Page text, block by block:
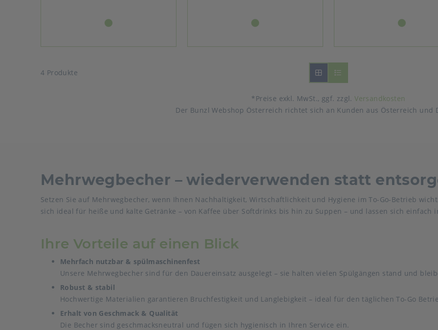
4 Produkte
*Preise exkl. MwSt., ggf. zzgl.Versandkosten
Der Bunzl Webshop Österreich richtet sich an Kunden aus Österreich und
Mehrwegbecher – wiederverwenden statt
Setzen Sie auf Mehrwegbecher, wenn Ihnen Nachhaltigkeit, Wirtschaftlichkeit und Hygiene im To-Go-Betrieb
sich ideal für heiße und kalte Getränke – von Kaffee über Softdrinks bis hin zu Suppen – und lassen sich
Ihre Vorteile auf einen Blick
Mehrfach nutzbar & spülmaschinenfest
Unsere Mehrwegbecher sind für den Dauereinsatz ausgelegt – sie halten vielen Spülgängen stand und
Robust & stabil
Hochwertige Materialien garantieren Bruchfestigkeit und Langlebigkeit – ideal für den täglichen To-Go
Erhalt von Geschmack & Qualität
Die Becher sind geschmacksneutral und fügen sich hygienisch in Ihren Service ein.